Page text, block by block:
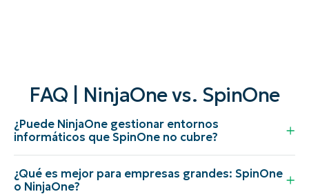
FAQ | NinjaOne vs. SpinOne
¿Puede NinjaOne gestionar entornos
informáticos que SpinOne no cubre?
¿Qué es mejor para empresas grandes: SpinOne
o NinjaOne?